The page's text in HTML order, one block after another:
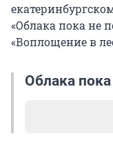
Это, — мне
но уже не
и цветов не
получил с
«Облака пока не
«Воплощение в
Облака